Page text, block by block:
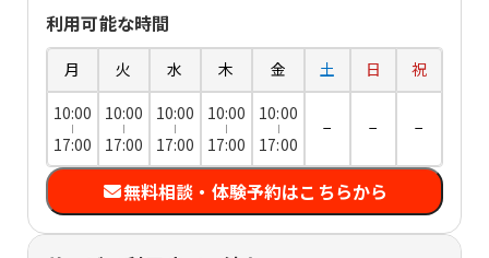
利用可能な時間
月 火 水 木 金 土 日
祝
10:00
17:00
10:00
17:00
10:00
17:00
10:00
17:00
10:00
17:00
− − −
無料相談・体験予約はこちらから